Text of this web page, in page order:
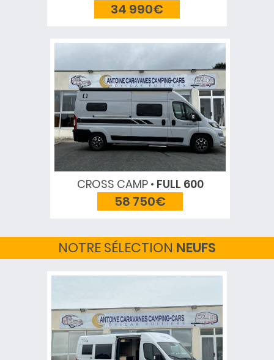
34 990€
CROSS CAMP FULL 600
58 750€
NOTRE SÉLECTION NEUFS